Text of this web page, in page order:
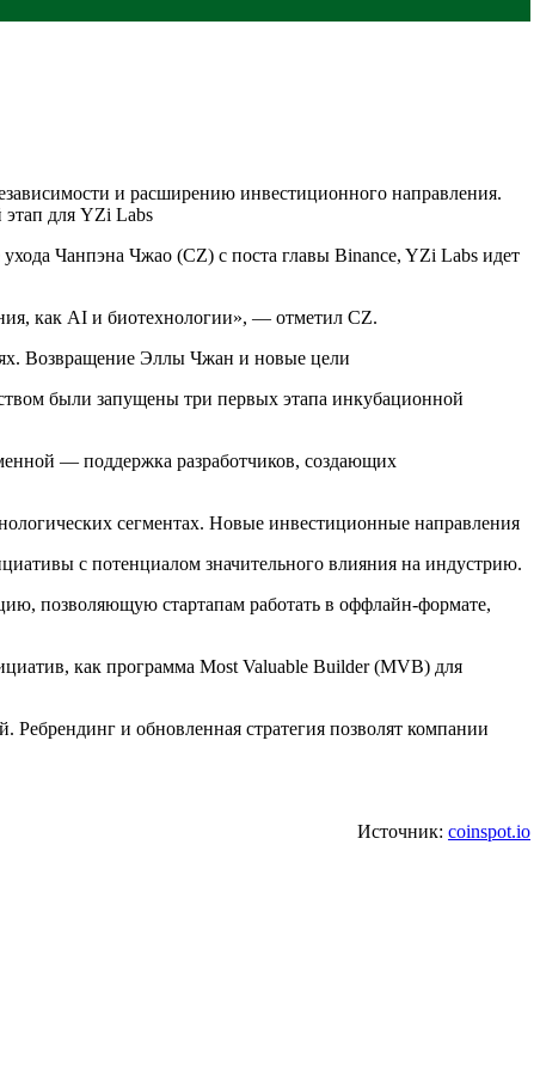
и расширению инвестиционного направления.
этап для YZi Labs
Чанпэна Чжао (CZ) с поста главы Binance, YZi Labs идет
как AI и биотехнологии», — отметил CZ.
Возвращение Эллы Чжан и новые цели
были запущены три первых этапа инкубационной
— поддержка разработчиков, создающих
сегментах. Новые инвестиционные направления
с потенциалом значительного влияния на индустрию.
позволяющую стартапам работать в оффлайн-формате,
как программа Most Valuable Builder (MVB) для
и обновленная стратегия позволят компании
Источник: coinspot.io